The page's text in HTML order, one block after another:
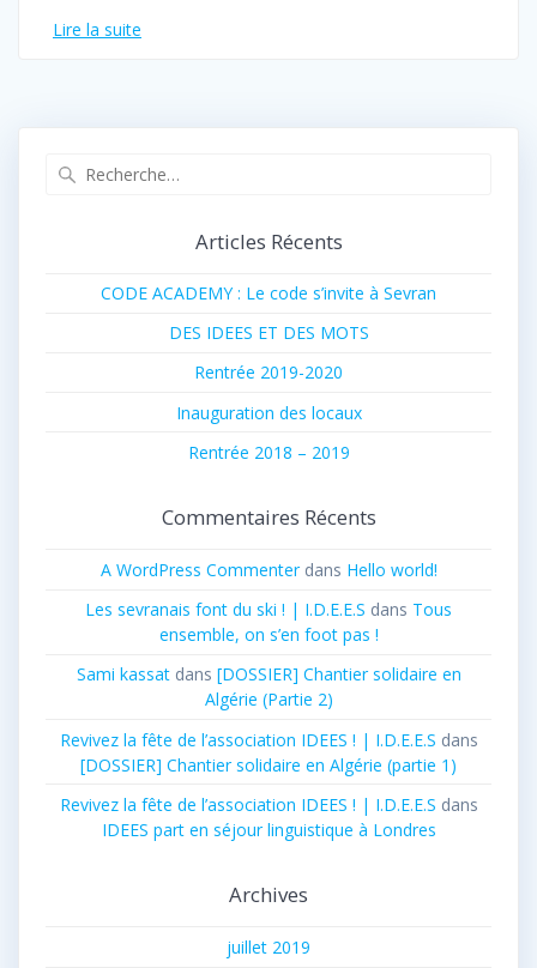
Lire la suite
Articles Récents
CODE ACADEMY : Le code s’invite à Sevran
DES IDEES ET DES MOTS
Rentrée 2019-2020
Inauguration des locaux
Rentrée 2018 – 2019
Commentaires Récents
A WordPress Commenterdans Hello world!
Les sevranais font du ski ! | I.D.E.E.S dans Tous
ensemble, on s’en foot pas !
Sami kassatdans [DOSSIER] Chantier solidaire en
Algérie (Partie 2)
Revivez la fête de l’association IDEES ! | I.D.E.E.S dans
[DOSSIER] Chantier solidaire en Algérie (partie 1)
Revivez la fête de l’association IDEES ! | I.D.E.E.S dans
IDEES part en séjour linguistique à Londres
Archives
juillet 2019